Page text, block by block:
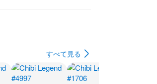
すべて見る